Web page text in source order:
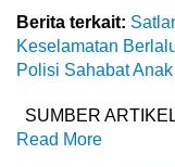
Berita terkait:
Keselamatan
Polisi Sahabat Anak
SUMBER
Read More